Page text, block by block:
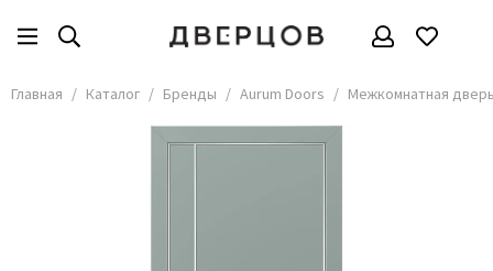
Бренды
Все товары
Главная Каталог Бренды Aurum Doors Межкомнатная